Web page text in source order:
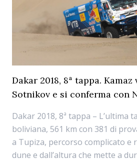
Dakar 2018, 8ª tappa.
Sotnikov e si conferma con
Dakar 2018, 8ª tappa – L’ultima
boliviana, 561 km con 381 di
a Tupiza, percorso complicato e
dune e dall’altura che mette a